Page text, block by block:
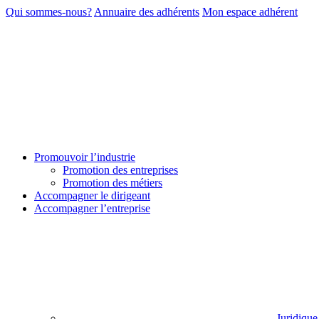
Qui sommes-nous? Annuaire des adhérents Mon espace adhérent
Promouvoir l’industrie
Promotion des entreprises
Promotion des métiers
Accompagner le dirigeant
Accompagner l’entreprise